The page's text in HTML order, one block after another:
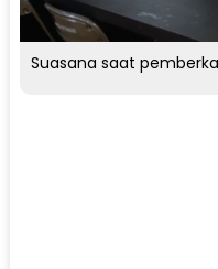
Suasana saat